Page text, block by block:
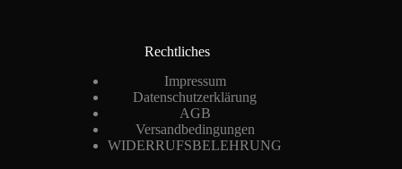
Rechtliches
Impressum
Datenschutzerklärung
AGB
Versandbedingungen
WIDERRUFSBELEHRUNG